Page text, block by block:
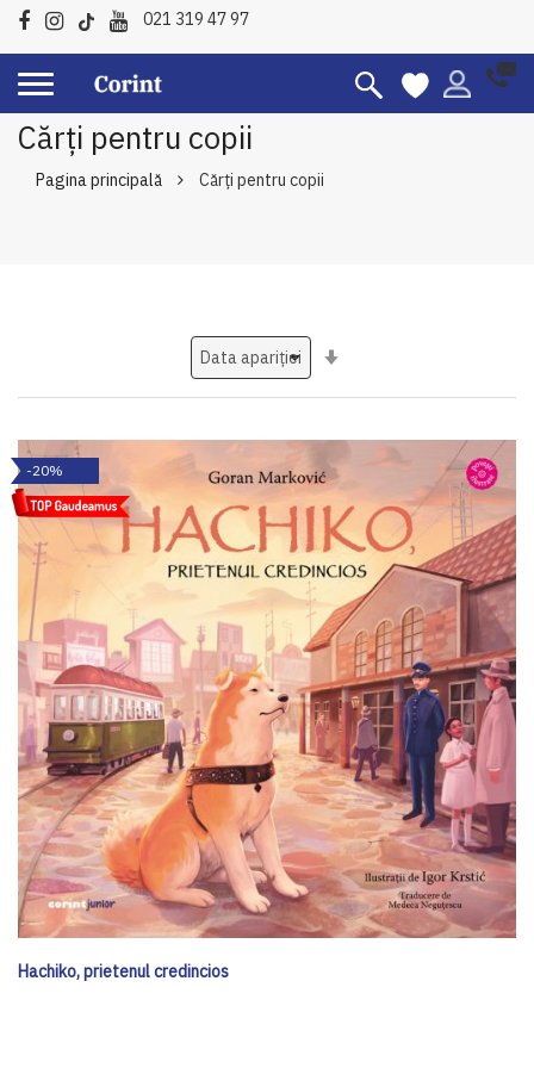
021 319 47 97
Cărți pentru copii
Pagina principală Cărți pentru copii
-20%
Hachiko, prietenul credincios